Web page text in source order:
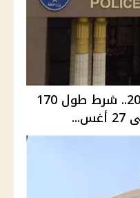
التقديم لكلية الشرطة 2026.. شرط طول 170